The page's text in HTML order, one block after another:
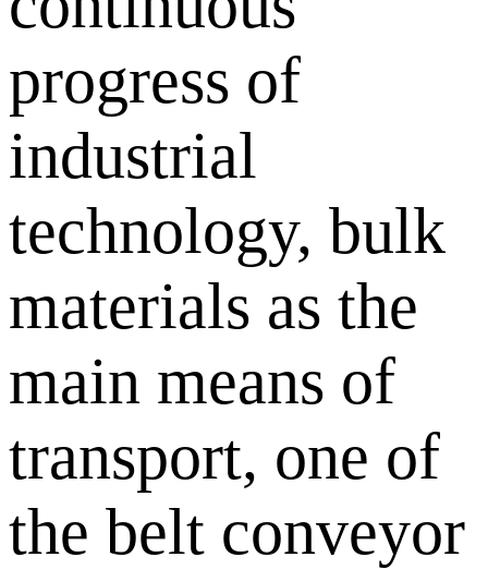
progress of
industrial
technology, bulk
materials as the
main means of
transport, one of
the belt conveyor